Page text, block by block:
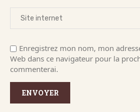
Enregistrez mon nom, mon
Web dans ce navigateur pour la
commenterai.